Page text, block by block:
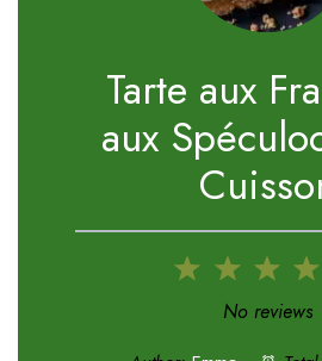
Tarte aux
aux
3
Stars
2
Stars
1
Star
No reviews